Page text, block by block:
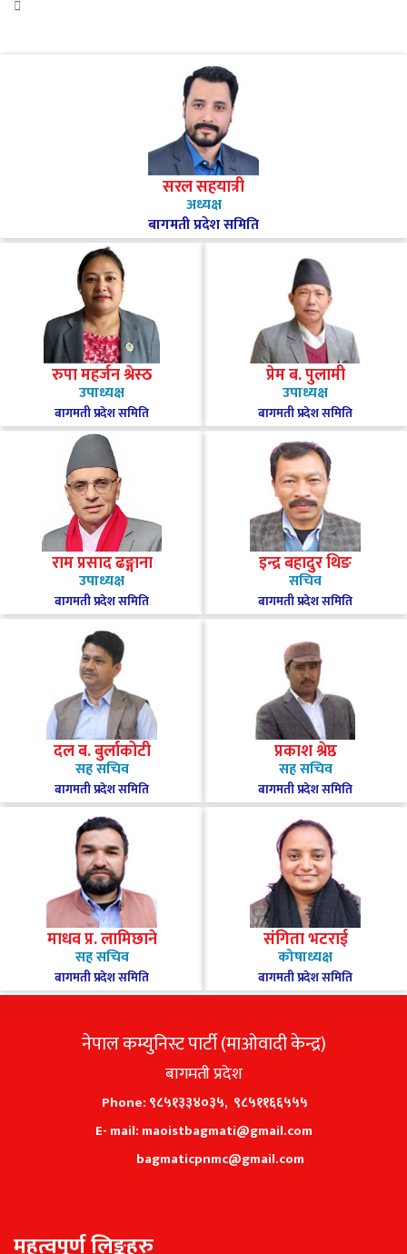
सरल सहयात्री
अध्यक्ष
बागमती प्रदेश समिति
रुपा महर्जन श्रेस्ठ
उपाध्यक्ष
बागमती प्रदेश समिति
प्रेम ब. पुलामी
उपाध्यक्ष
बागमती प्रदेश समिति
राम प्रसाद ढङ्गाना
उपाध्यक्ष
बागमती प्रदेश समिति
इन्द्र बहादुर थिङ
सचिव
बागमती प्रदेश समिति
दल ब. बुर्लाकोटी
सह सचिव
बागमती प्रदेश समिति
प्रकाश श्रेष्ठ
सह सचिव
बागमती प्रदेश समिति
माधव प्र. लामिछाने
सह सचिव
बागमती प्रदेश समिति
संगिता भटराई
कोषाध्यक्ष
बागमती प्रदेश समिति
नेपाल कम्युनिस्ट पार्टी (माओवादी केन्द्र)
बागमती प्रदेश
Phone: ९८५१३३४०३५, ९८५११६६५५५
E- mail: maoistbagmati@gmail.com
bagmaticpnmc@gmail.com